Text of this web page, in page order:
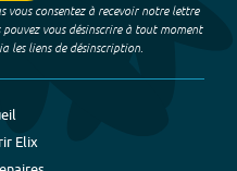
vous consentez à recevoir notre lettre
vous désinscrire à tout moment
les liens de désinscription.
Elix